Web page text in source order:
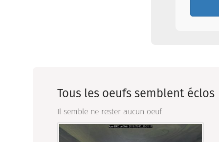
Tous les oeufs semblent éclos
Il semble ne rester aucun oeuf.